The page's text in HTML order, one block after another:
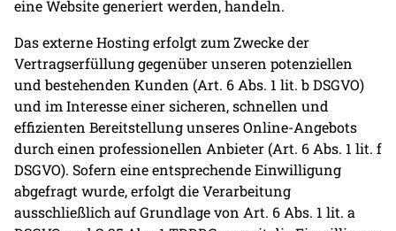
eine Website generiert werden, handeln.
Das externe Hosting erfolgt zum Zwecke der
Vertragserfüllung gegenüber unseren potenziellen
und bestehenden Kunden (Art. 6 Abs. 1 lit. b DSGVO)
und im Interesse einer sicheren, schnellen und
effizienten Bereitstellung unseres Online-Angebots
durch einen professionellen Anbieter (Art. 6 Abs. 1 lit. f
DSGVO). Sofern eine entsprechende Einwilligung
abgefragt wurde, erfolgt die Verarbeitung
ausschließlich auf Grundlage von Art. 6 Abs. 1 lit. a